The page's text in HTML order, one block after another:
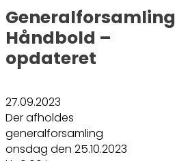
Generalforsamling
Håndbold –
opdateret
27.09.2023
Der afholdes
generalforsamling
onsdag den 25.10.2023